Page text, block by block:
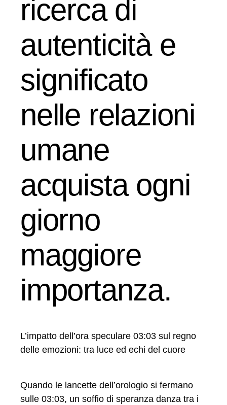
ricerca di
autenticità e
significato
nelle relazioni
umane
acquista ogni
giorno
maggiore
importanza.
L’impatto dell’ora speculare 03:03 sul regno
delle emozioni: tra luce ed echi del cuore
Quando le lancette dell’orologio si fermano
sulle 03:03, un soffio di speranza danza tra i